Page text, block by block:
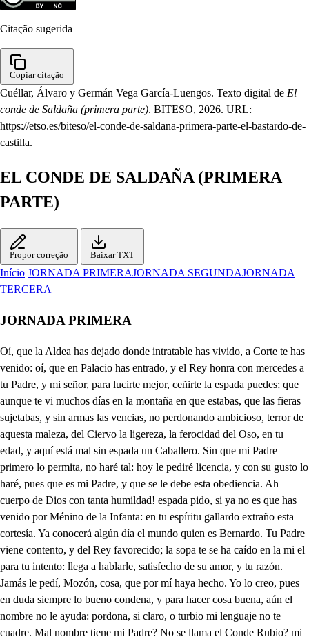
Citação sugerida
Copiar citação
Cuéllar, Álvaro y Germán Vega García-Luengos. Texto digital de El
conde de Saldaña (primera parte). BITESO, 2026. URL:
https://etso.es/biteso/el-conde-de-saldana-primera-parte-el-bastardo-de-
castilla.
EL CONDE DE SALDAÑA (PRIMERA
PARTE)
Propor correção Baixar TXT
Início JORNADA PRIMERAJORNADA SEGUNDAJORNADA
TERCERA
JORNADA PRIMERA
Oí, que la Aldea has dejado donde intratable has vivido, a Corte te has venido: oí, que en Palacio has entrado, y el Rey honra con mercedes a tu Padre, y mi señor, para lucirte mejor, ceñirte la espada puedes; que aunque te vi muchos días en la montaña en que estabas, que las fieras sujetabas, y sin armas las vencias, no perdonando ambicioso, terror de aquesta maleza, del Ciervo la ligereza, la ferocidad del Oso, en tu edad, y aquí está mal sin espada un Caballero. Sin que mi Padre primero lo permita, no haré tal: hoy le pediré licencia, y con su gusto lo haré, pues que es mi Padre, y que se le debe esta obediencia. Ah cuerpo de Dios con tanta humildad! espada pido, si ya no es que has venido por Ménino de la Infanta: en tu espíritu gallardo extraño esta cortesía. Ya conocerá algún día el mundo quien es Bernardo. Tu Padre viene contento, y del Rey favorecido; la sopa te se ha caído en la mi el para tu intento: llega a hablarle, satisfecho de su amor, y tu razón. Jamás le pedí, Mozón, cosa, que por mí haya hecho. Yo lo creo, pues en duda siempre lo bueno condena, y para hacer cosa buena, aún el nombre no le ayuda: pordona, si claro, o turbio mi lenguaje no te cuadre. Mal nombre tiene mi Padre? No se llama el Conde Rubio? mi discurso no te asombre: porque en cualquiera ocasión, de perlas viene el chitón por qué decir tan mal nombre. Oh, qué mal nombre! mal año. Y tú has de llamarte así? Si ya su hijo nací, he de tomar nombre extraño? Bueno es que tras un diluvio de hazañas, que de ti espero, muy vulgar, y muy casero, te llames Bernardo Rubió: no viene bien. . A tu humor tan buena locura igualo. Ello bien puede ser malo, mas no puede ser peor. Qué estáis tratando los dos? Miren qué falso que viene. . Este hastardo me tiene enfadado, vive Dios. La soberbia, y el desdén nacieron con él (qué enfado!) pues con haberle criado, no puedo quererle bien. Que como en ofensa mía nació (digo de mi amor aunque con tanto valor la Infanta de mí se fía; de suerte en mi pecho lidia aquel antiguo pesar, que aún no he podido olvidar ni los, celos, ni la invidia. Quise a la Infanta, y atento a su amor, lloré desvelos; no me oyó, y de aquellos celos aún dura este sentimiento. Este piensa que es mi hijo, y pudiera conocer que no lo es, solo con ver que en su presencia me aflijo; porque el amor paternal jamás se pudo encubrir: mas como ha de discurrir bien el que nació tan mal? Señor, ya sé, que ofendido ñA te muestras siempre de mis mas ya en tu casa nací, sin culpa de haber nacido, Bien que culpa llegue a ser nacer con desdicha igual, porque es culpa original en los hombres el nacer. Lo que a suplicarte vengo, es, que supuesto, señor, que no me falta valor, y años suficientes tengo, permitas, y des licencia si mi aliento no te enfada) para ceñirme la espada, que en esta humilde obediencia a mi sangre satisfago, y debes reconocerla, pues pudiera yo sin ella ceñírmela, y no lo hago. Espada? pues aún no puedo sin ella, y con la razón templar vuestra presunción, y sin vergüenza, y sin miedo buscáis ocasión mayor? bien parece (estor sin mí!) que sois; mas quédome aquí. No soy tu hijo, señor? Qué gentil rapacería. pues sabed: . Fortuna escasa! Que no ha de haber en mi casa más espada que la mía. 2 Tome eso; mire si obra la purga, mire si brama, contra el hijo: él no se llama Don Rubio? pues basta, y sobra, Tan malo es tener, señor, a tu lado un hijo honrado, que puesta la espada al lado, mire por ella, y tu honor? Tan fuera va de camino ceñirme la espada yo? qué padre no se alegro, por Natural; y Divino Derecho Común, y Usado, de ver su imagen, y ver restituido su ser en el hijo que ha engendrado? Quien no quiere ver copiada su persona toda entera desde la calza a la cuera, desde el puñal a la espada? Solo tú, cuya pasión llevándote a ser ingrato, gustas de ver tu retrato con aquesa imperfección. Y dudo, cuando contrasto el ragor en que me aflijo, si soy, o no soy tu hijo, si eres padre, o si padrasto. Quien los ejercicios trueca, de su mismo ser le enfada: yo nací para la espada, como otros para la rueca. Y vive Dios: . Imprudente, baste ya, que ver no quiero en vuestra mano el acero, que se acobarde, o se afrente. Acobardar se en mi mano el acero? . Si, rapaz, que ni valiente, ni audaz puede ser el que es villano. Luego yo villano soy? Mucho aquí me descubrí; . yo puedo hablaros así. Claro está, y por eso doy a mi espínitu gallardo reportación tan felice, que a ser otro quien lo dice, se acordara de Bernardo. Mas volviendo a hacer la cueta conmigo, hallo a consolarme, que no puedes tu afrentarme, sin tener parte en la afrenta. Porque a ser de otra manera, antes que lo pronunciara, la lengua se la sacara, vive Dios, a cuya fuera. Esta arrogancia insolente pretendo yo castigar. Mal sabes, señor, llevar ana inclinación valiente. Río más caudaloso, con la maña puede ser vadeable; y el que ayer fue soberbio, hoy es piadoso. Las prohí biciones fueron causa de ímpetu mayor; débale correr, señor, por donde todos corrieron. Vadeale con descanso, que es Río, y ha de parar, como todos en el Mar; no le oprimas, he irá manso. Su desvergüenza, su mengua; de ti la pudo aprender; pero yo sabré poner una mordaza en la lengua a entrambos. . Mira, Señor: Qué castigo hay que no os cuadre? No es posible lea mi padre . quien me habla con tal rigor. Ni quien Don Rubio se llama, puede, por Cristo Sagrado, ser padre de un hombre honrado, llámese Rubia una Dama; y no sin causa me quejo, pues nadie puede dudar, que es mina de rejalgar un Don Rubio, o Don Bermejo. Me respondéis? Quién responde? Villano. . Tu hechura fui, Idos entrambos de aquí. Ya me voy. Qué es esto, Conde? con quién el disgusto ha sido? Señor: ahora me vengo. . Yo, señor; soy quien le tengo indignado, y ofendido: mi padre tiene razón de estar conmigo enojado; a sus pies: . Ya yo he llegado; y enojos, de padre son, no haya más por vida mía. Si Vuestra Alteza supiera quién es este, no le hiciera anta merced. . Conde el día que en la Corte estáis, colijo de las honras que os prevengo; que para mí, mas no tengo que saber, que es vuestro hijo. Es culpa calificada, indigna de mi obediencia, llegar a pedir licencia para ceñirme la espada. cuando en mi valor segura, en mi edad, y en mi nobleza la misma naturaleza esta falta me murmura? Si esta es gran culpa, señor; que la castiguéis espero. Conde, el noble Caballero, el que nació con valor, el que con sangre excelente los ojos al Mundo abrió, la espada con él nacio, desde la cuna es valiente. Luego aquel valor empieza, que sus pasados le dieron, porque de un parto nacieron las armas, y la nobleza. La espada es bruñido espejo del honor, cándido armiso; nunca el niño noble es niño, nunca el viejo noble es viejo. Si esto solo ocasiono, Conde, vuestro enojo, hoy quiero, armándole Caballero, ceñirle la espada yo. Deja, señor, que Bernardo la tierra que pisas bese. Callar tengo, aunque me pese, Un Caballero gallardo sin espada no ha de estar. Gocéis del Fénix la vida. Aquí, señor, prevenida la tenía. . Esto es honrar a quien lo merece tanto; llegad Bernardo, que espero, que en vuestro brazo el acero ha de ser del Moro espanto. De vuestra mano quien duda, y de vuestro nombre honrada, que si es tímida envainada, que sea invencible desnuda? Hagaos muy dichoso Dios. Conde; esto ha de ser así, yo la espuela le oeñí, calzadle la espuela vos, Esto más? viven los Cielos! . No disimula el pesar: que tenga de verme honrar quién me engendro invidia, y celos! no lo entiendo. . Aunque más ladre, ya la espada el Rey le dio. Parece que debo yo más sangre al Rey que a mi Padre. Qué pesar! a vuestra Alteza obedezco, y sirvo así. . Es debida, Conde, en mí tal honra a vuestra nobleza. Desde hoy, señor, desde hoy me sacrifico en el altar de la obediencia mía siempre rieo de amor, y siempre rico del favor, y mercedes de este día: hoy he vuelto a nacer, hoy comunico al alma nuevo ser, nueva alegría, pues dando a mi nobleza más nobleza, por ti renace, y a vivir empieza. La espada que hoy me ciñes con tu mano, será horror, será asombro, y marabilla del Alarbe Andaluz, del Africano, que en sangriento ciñe bárbara cuchilla: las márgenes verás del Occeano reducidas al centro de Castilla, sin que para cumplirlo sean estorbos salvas de lanzas, ni de alfanjes corvos. Ya me verás en las sangrientas lides. apellidar tu nombre valeroso, desde el Mar Gaditano; en quien Alcides, de un monte, y otro se labro coloso, hasta el Piríneo excelso, en quien divides del Franco Imperio el Español famoso; que yo solo he de ser, pues solo basto, quien aclame la voz de Alfonso el Casto, Este rayo de acerc, este gallardo. cometa de dos filos, este trueno ha de ser en el brazo de Bernardo azote universal del Agareno: ya en desnudarla, y esgrimirla tardo; sienta el turbante de plumajes lleno el ruidoso golpe, que amenaza al que los antes de la adarga embraza. Ya el belicoso estruendo me provoca a biscar sus murales, y almanzares, y ocioso el freno en la espumosa boca, a batir del caballo los hijares, daré al bridón esta animada roca, desbaratando Escuadras a millares, hasta poner al pie de tu fortuna cautiva, y presa la ménguate Luna. Creo de vuestro valor, Bernardo, lo que ofrecéis. Cómo vos, señor, me honréis, cuanto he dicho haré mejor. Aunque el Conde se desplace de esta bizarra braveza, crea, señor, vuestra Alteza, que es hombre que dice, y hace: Y yo no me quedo atrás, porque aunque humilde he nacido, me crié con él, y he sido de sus cambrones el zas, de sus prestezas el juego, de sus golpes el amago, el ruido de su estrago, y la chispa de su fuego: Creolo: mas qué rumor oigo? . Novedad extraña. Viva el Conde de Saldaña, victorioso, y vencedor. Sin duda el Conde ha llegado con victoria. . Gran jornada. ya de su valiente espada me reconozco obligado. Con el aplauso qué ves traen al Conde tus vasallos. Muertos dejo dos caballos hasta llegar a tus pies. Conde, a mis brazos llegad, que aunque la victoria infiero, sabedía de vos espero con mayor gusto. . Escuchad que obedecemos, señor, es imán de mi albe